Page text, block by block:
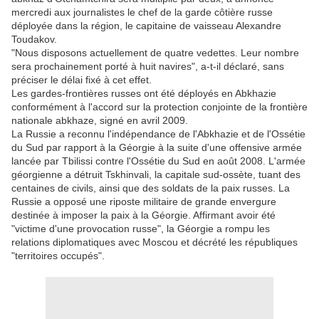
mercredi aux journalistes le chef de la garde côtière russe
déployée dans la région, le capitaine de vaisseau Alexandre
Toudakov.
"Nous disposons actuellement de quatre vedettes. Leur nombre
sera prochainement porté à huit navires", a-t-il déclaré, sans
préciser le délai fixé à cet effet.
Les gardes-frontières russes ont été déployés en Abkhazie
conformément à l'accord sur la protection conjointe de la frontière
nationale abkhaze, signé en avril 2009.
La Russie a reconnu l'indépendance de l'Abkhazie et de l'Ossétie
du Sud par rapport à la Géorgie à la suite d'une offensive armée
lancée par Tbilissi contre l'Ossétie du Sud en août 2008. L'armée
géorgienne a détruit Tskhinvali, la capitale sud-ossète, tuant des
centaines de civils, ainsi que des soldats de la paix russes. La
Russie a opposé une riposte militaire de grande envergure
destinée à imposer la paix à la Géorgie. Affirmant avoir été
"victime d'une provocation russe", la Géorgie a rompu les
relations diplomatiques avec Moscou et décrété les républiques
"territoires occupés".